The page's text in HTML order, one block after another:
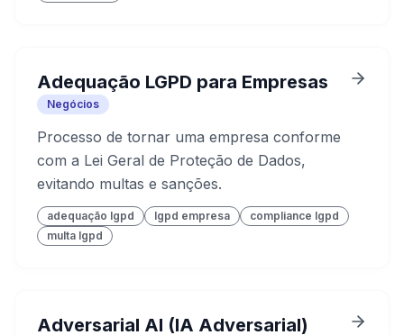
Adequação LGPD para Empresas
Negócios
Processo de tornar uma empresa conforme
com a Lei Geral de Proteção de Dados,
evitando multas e sanções.
adequação lgpd lgpd empresa
compliance lgpd
multa lgpd
Adversarial AI (IA Adversarial)